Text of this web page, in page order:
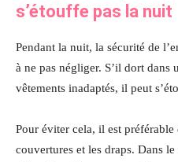
s’étouffe pas la nuit
Pendant la nuit, la sécurité de
à ne pas négliger. S’il dort dans
vêtements inadaptés, il peut
Pour éviter cela, il est préférable
couvertures et les draps. Dans